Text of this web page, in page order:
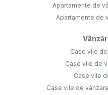
Apartamente de
Apartamente de
Case vile
Case vile de
Case vile
Case vile de